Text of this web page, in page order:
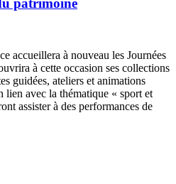
patrimoine
accueillera à nouveau les Journées
à cette occasion ses collections
guidées, ateliers et animations
lien avec la thématique « sport et
assister à des performances de